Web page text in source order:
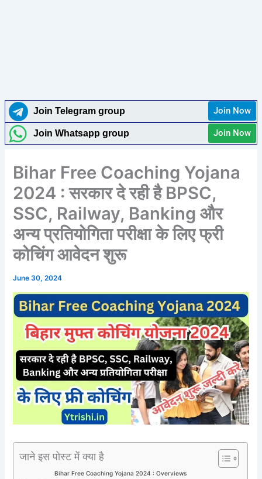
Join Telegram group Join Now
Join Whatsapp group Join Now
Bihar Free Coaching Yojana
2024 : सरकार दे रही है BPSC,
SSC, Railway, Banking और
अन्य प्रतियोगिता परीक्षा के लिए फ्री
कोचिंग आवेदन शुरू
June 30, 2024
जाने इस पोस्ट में क्या है
Bihar Free Coaching Yojana 2024 : Overviews